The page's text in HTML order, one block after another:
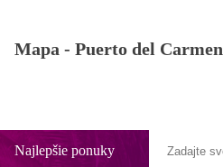
Mapa - Puerto del Carmen
Najlepšie ponuky